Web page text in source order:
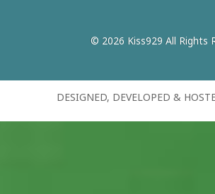
© 2026 Kiss929 All Rights
DESIGNED, DEVELOPED &